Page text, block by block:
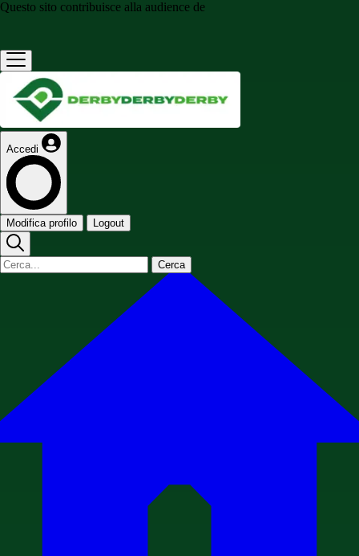
Questo sito contribuisce alla audience de
Accedi
Modifica profilo Logout
Cerca